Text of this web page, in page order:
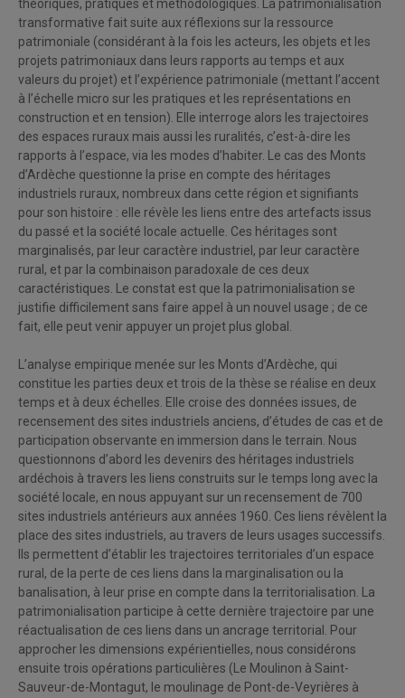
théoriques, pratiques et méthodologiques. La patrimonialisation
transformative fait suite aux réflexions sur la ressource
patrimoniale (considérant à la fois les acteurs, les objets et les
projets patrimoniaux dans leurs rapports au temps et aux
valeurs du projet) et l’expérience patrimoniale (mettant l’accent
à l’échelle micro sur les pratiques et les représentations en
construction et en tension). Elle interroge alors les trajectoires
des espaces ruraux mais aussi les ruralités, c’est-à-dire les
rapports à l’espace, via les modes d’habiter. Le cas des Monts
d’Ardèche questionne la prise en compte des héritages
industriels ruraux, nombreux dans cette région et signifiants
pour son histoire : elle révèle les liens entre des artefacts issus
du passé et la société locale actuelle. Ces héritages sont
marginalisés, par leur caractère industriel, par leur caractère
rural, et par la combinaison paradoxale de ces deux
caractéristiques. Le constat est que la patrimonialisation se
justifie difficilement sans faire appel à un nouvel usage ; de ce
fait, elle peut venir appuyer un projet plus global.
L’analyse empirique menée sur les Monts d’Ardèche, qui
constitue les parties deux et trois de la thèse se réalise en deux
temps et à deux échelles. Elle croise des données issues, de
recensement des sites industriels anciens, d’études de cas et de
participation observante en immersion dans le terrain. Nous
questionnons d’abord les devenirs des héritages industriels
ardéchois à travers les liens construits sur le temps long avec la
société locale, en nous appuyant sur un recensement de 700
sites industriels antérieurs aux années 1960. Ces liens révèlent la
place des sites industriels, au travers de leurs usages successifs.
Ils permettent d’établir les trajectoires territoriales d’un espace
rural, de la perte de ces liens dans la marginalisation ou la
banalisation, à leur prise en compte dans la territorialisation. La
patrimonialisation participe à cette dernière trajectoire par une
réactualisation de ces liens dans un ancrage territorial. Pour
approcher les dimensions expérientielles, nous considérons
ensuite trois opérations particulières (Le Moulinon à Saint-
Sauveur-de-Montagut, le moulinage de Pont-de-Veyrières à